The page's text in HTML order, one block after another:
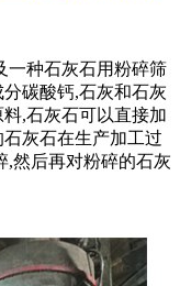
一种石灰石用粉碎筛
碳酸钙,石灰和石灰
,石灰石可以直接加
灰石在生产加工过
,然后再对粉碎的石灰